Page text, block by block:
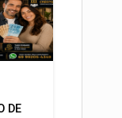
DE